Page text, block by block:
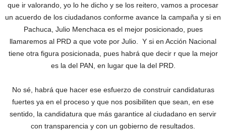
que ir valorando, yo lo he dicho y se los reitero, vamos a procesar
un acuerdo de los ciudadanos conforme avance la campaña y si en
Pachuca, Julio Menchaca es el mejor posicionado, pues
llamaremos al PRD a que vote por Julio. Y si en Acción Nacional
tiene otra figura posicionada, pues habrá que decir r que la mejor
es la del PAN, en lugar que la del PRD.
No sé, habrá que hacer ese esfuerzo de construir candidaturas
fuertes ya en el proceso y que nos posibiliten que sean, en ese
sentido, la candidatura que más garantice al ciudadano en servir
con transparencia y con un gobierno de resultados.